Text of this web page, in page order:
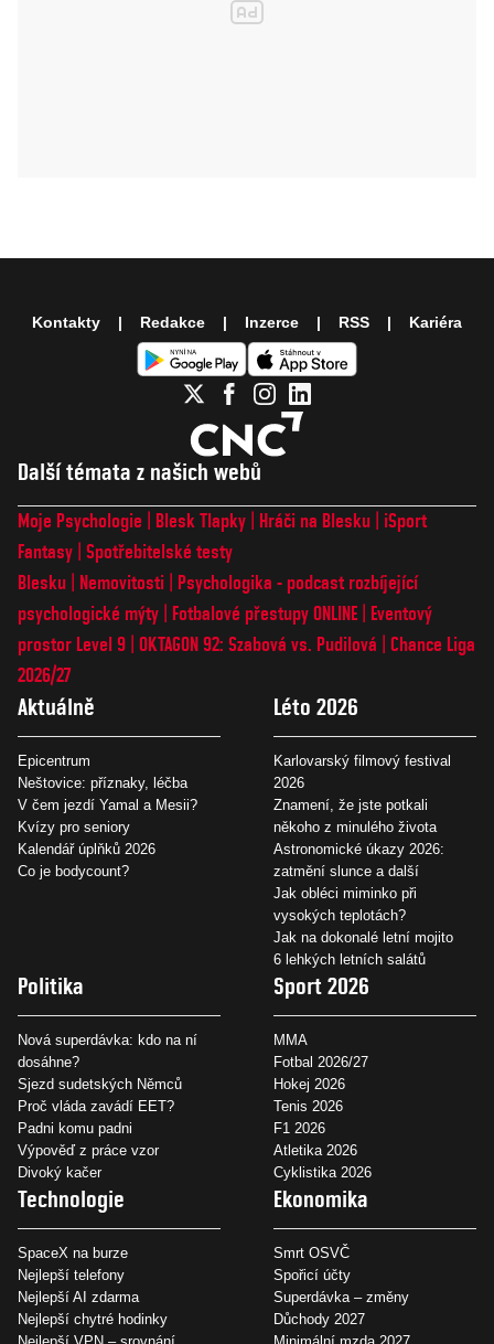
Další témata z našich webů
Moje Psychologie Blesk Tlapky Hráči na Blesku
iSport
Fantasy Spotřebitelské testy
Blesku
Nemovitosti
Psychologika - podcast rozbíjející
psychologické mýty
Fotbalové přestupy ONLINE
Eventový
prostor Level 9 OKTAGON 92: Szabová vs. Pudilová
Chance Liga
2026/27
Aktuálně
Epicentrum
Neštovice: příznaky, léčba
V čem jezdí Yamal a Mesii?
Kvízy pro seniory
Kalendář úplňků 2026
Co je bodycount?
Léto 2026
Karlovarský filmový festival
2026
Znamení, že jste potkali
někoho z minulého života
Astronomické úkazy 2026:
zatmění slunce a další
Jak obléci miminko při
vysokých teplotách?
Jak na dokonalé letní mojito
6 lehkých letních salátů
Politika
Nová superdávka: kdo na ní
dosáhne?
Sjezd sudetských Němců
Proč vláda zavádí EET?
Padni komu padni
Výpověď z práce vzor
Divoký kačer
Sport 2026
MMA
Fotbal 2026/27
Hokej 2026
Tenis 2026
F1 2026
Atletika 2026
Cyklistika 2026
Technologie
SpaceX na burze
Nejlepší telefony
Nejlepší AI zdarma
Nejlepší chytré hodinky
Ekonomika
Smrt OSVČ
Spořicí účty
Superdávka – změny
Důchody 2027
Kontakty Redakce Inzerce RSS Kariéra